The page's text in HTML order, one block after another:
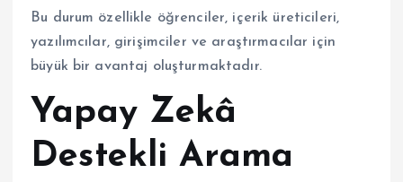
Bu durum özellikle öğrenciler, içerik üreticileri,
yazılımcılar, girişimciler ve araştırmacılar için
büyük bir avantaj oluşturmaktadır.
Yapay Zekâ
Destekli Arama